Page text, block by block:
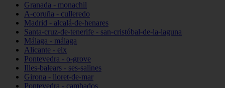
Granada - monachil
A-coruña - culleredo
Madrid - alcalá-de-henares
Santa-cruz-de-tenerife - san-cristóbal-de-la-laguna
Málaga - málaga
Alicante - elx
Pontevedra - o-grove
Illes-balears - ses-salines
Girona - lloret-de-mar
Pontevedra - cambados